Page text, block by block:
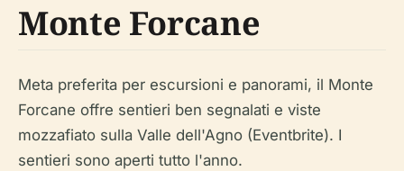
Monte Forcane
Meta preferita per escursioni e panorami, il Monte
Forcane offre sentieri ben segnalati e viste
mozzafiato sulla Valle dell'Agno (Eventbrite). I
sentieri sono aperti tutto l'anno.